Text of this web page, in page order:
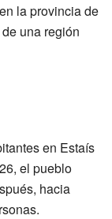
la provincia de
una región
en Estaís
el pueblo
hacia